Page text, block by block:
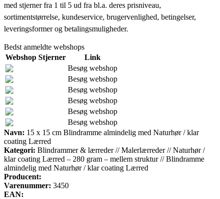
med stjerner fra 1 til 5 ud fra bl.a. deres prisniveau,
sortimentstørrelse, kundeservice, brugervenlighed, betingelser,
leveringsformer og betalingsmuligheder.
Bedst anmeldte webshops
Webshop Stjerner
Link
Besøg webshop
Besøg webshop
Besøg webshop
Besøg webshop
Besøg webshop
Besøg webshop
Navn: 15 x 15 cm Blindramme almindelig med Naturhør / klar
coating Lærred
Kategori: Blindrammer & lærreder // Malerlærreder // Naturhør /
klar coating Lærred – 280 gram – mellem struktur // Blindramme
almindelig med Naturhør / klar coating Lærred
Producent:
Varenummer: 3450
EAN: